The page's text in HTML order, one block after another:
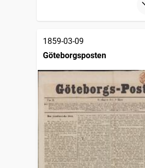
1859-03-09
Göteborgsposten